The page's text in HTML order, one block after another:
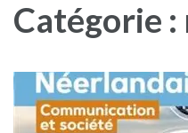
Catégorie :